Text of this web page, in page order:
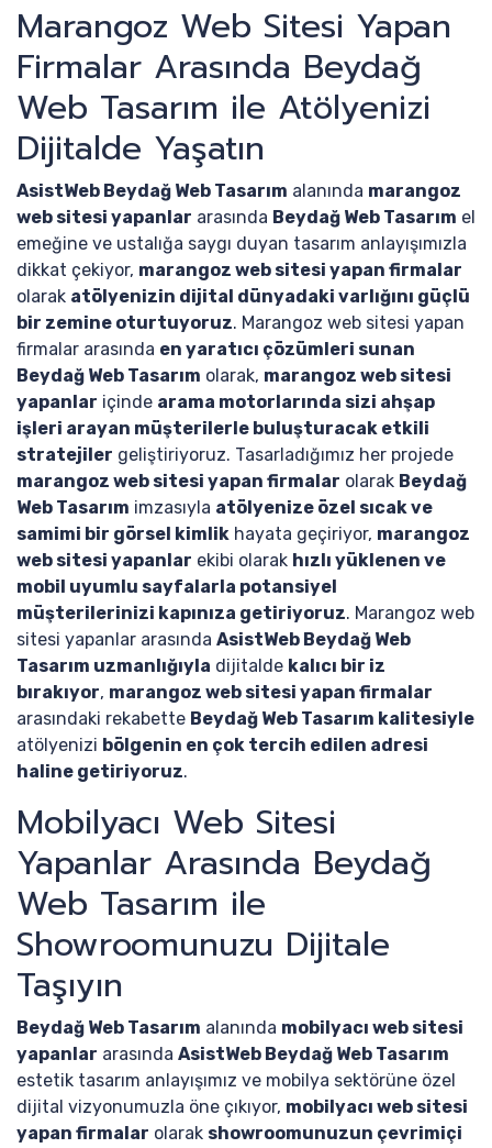
Marangoz Web Sitesi Yapan
Firmalar Arasında Beydağ
Web Tasarım ile Atölyenizi
Dijitalde Yaşatın
AsistWeb Beydağ Web Tasarım alanında marangoz
web sitesi yapanlar arasında Beydağ Web Tasarım el
emeğine ve ustalığa saygı duyan tasarım anlayışımızla
dikkat çekiyor, marangoz web sitesi yapan firmalar
olarak atölyenizin dijital dünyadaki varlığını güçlü
bir zemine oturtuyoruz. Marangoz web sitesi yapan
firmalar arasında en yaratıcı çözümleri sunan
Beydağ Web Tasarım olarak, marangoz web sitesi
yapanlar içinde arama motorlarında sizi ahşap
işleri arayan müşterilerle buluşturacak etkili
stratejiler geliştiriyoruz. Tasarladığımız her projede
marangoz web sitesi yapan firmalar olarak Beydağ
Web Tasarım imzasıyla atölyenize özel sıcak ve
samimi bir görsel kimlik hayata geçiriyor, marangoz
web sitesi yapanlar ekibi olarak hızlı yüklenen ve
mobil uyumlu sayfalarla potansiyel
müşterilerinizi kapınıza getiriyoruz. Marangoz web
sitesi yapanlar arasında AsistWeb Beydağ Web
Tasarım uzmanlığıyla dijitalde kalıcı bir iz
bırakıyor, marangoz web sitesi yapan firmalar
arasındaki rekabette Beydağ Web Tasarım kalitesiyle
atölyenizi bölgenin en çok tercih edilen adresi
haline getiriyoruz.
Mobilyacı Web Sitesi
Yapanlar Arasında Beydağ
Web Tasarım ile
Showroomunuzu Dijitale
Taşıyın
Beydağ Web Tasarım alanında mobilyacı web sitesi
yapanlar arasında AsistWeb Beydağ Web Tasarım
estetik tasarım anlayışımız ve mobilya sektörüne özel
dijital vizyonumuzla öne çıkıyor, mobilyacı web sitesi
yapan firmalar olarak showroomunuzun çevrimiçi